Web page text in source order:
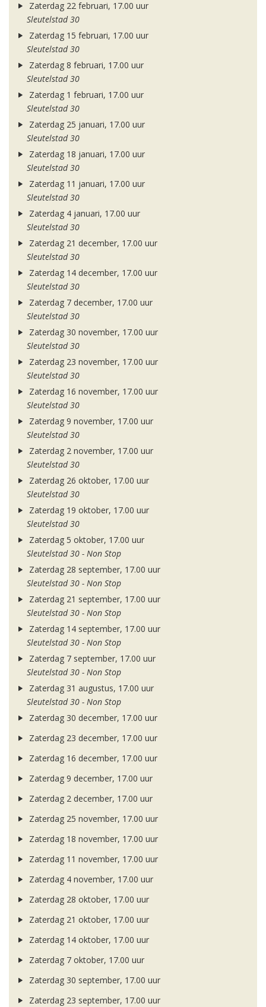
Zaterdag 22 februari, 17.00 uur
Sleutelstad 30
Zaterdag 15 februari, 17.00 uur
Sleutelstad 30
Zaterdag 8 februari, 17.00 uur
Sleutelstad 30
Zaterdag 1 februari, 17.00 uur
Sleutelstad 30
Zaterdag 25 januari, 17.00 uur
Sleutelstad 30
Zaterdag 18 januari, 17.00 uur
Sleutelstad 30
Zaterdag 11 januari, 17.00 uur
Sleutelstad 30
Zaterdag 4 januari, 17.00 uur
Sleutelstad 30
Zaterdag 21 december, 17.00 uur
Sleutelstad 30
Zaterdag 14 december, 17.00 uur
Sleutelstad 30
Zaterdag 7 december, 17.00 uur
Sleutelstad 30
Zaterdag 30 november, 17.00 uur
Sleutelstad 30
Zaterdag 23 november, 17.00 uur
Sleutelstad 30
Zaterdag 16 november, 17.00 uur
Sleutelstad 30
Zaterdag 9 november, 17.00 uur
Sleutelstad 30
Zaterdag 2 november, 17.00 uur
Sleutelstad 30
Zaterdag 26 oktober, 17.00 uur
Sleutelstad 30
Zaterdag 19 oktober, 17.00 uur
Sleutelstad 30
Zaterdag 5 oktober, 17.00 uur
Sleutelstad 30 - Non Stop
Zaterdag 28 september, 17.00 uur
Sleutelstad 30 - Non Stop
Zaterdag 21 september, 17.00 uur
Sleutelstad 30 - Non Stop
Zaterdag 14 september, 17.00 uur
Sleutelstad 30 - Non Stop
Zaterdag 7 september, 17.00 uur
Sleutelstad 30 - Non Stop
Zaterdag 31 augustus, 17.00 uur
Sleutelstad 30 - Non Stop
Zaterdag 30 december, 17.00 uur
Zaterdag 23 december, 17.00 uur
Zaterdag 16 december, 17.00 uur
Zaterdag 9 december, 17.00 uur
Zaterdag 2 december, 17.00 uur
Zaterdag 25 november, 17.00 uur
Zaterdag 18 november, 17.00 uur
Zaterdag 11 november, 17.00 uur
Zaterdag 4 november, 17.00 uur
Zaterdag 28 oktober, 17.00 uur
Zaterdag 21 oktober, 17.00 uur
Zaterdag 14 oktober, 17.00 uur
Zaterdag 7 oktober, 17.00 uur
Zaterdag 30 september, 17.00 uur
Zaterdag 23 september, 17.00 uur